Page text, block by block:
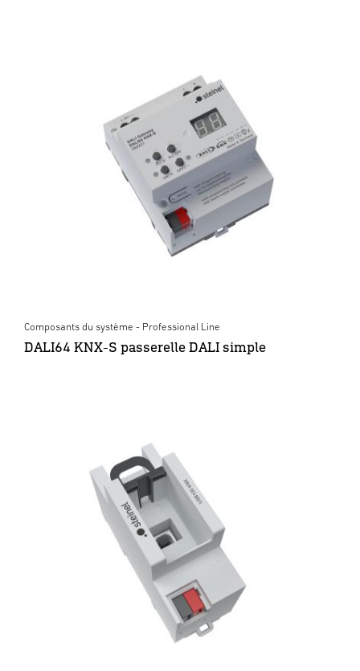
Composants du système - Professional Line
DALI64 KNX-S passerelle DALI simple